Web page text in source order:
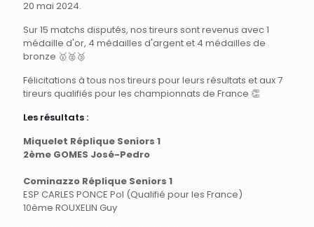
20 mai 2024.
Sur 15 matchs disputés, nos tireurs sont revenus avec 1
médaille d'or, 4 médailles d'argent et 4 médailles de
bronze 🥇🥈🥉
Félicitations à tous nos tireurs pour leurs résultats et aux 7
tireurs qualifiés pour les championnats de France 👏
Les résultats :
Miquelet Réplique Seniors 1
2ème GOMES José-Pedro
Cominazzo Réplique Seniors 1
ESP CARLES PONCE Pol (Qualifié pour les France)
10ème ROUXELIN Guy